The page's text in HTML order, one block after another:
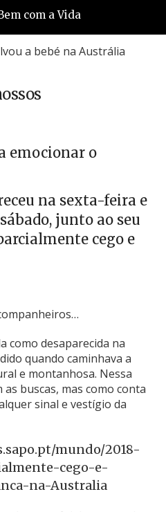
emocionar o
na sexta-feira e
junto ao seu
cego e
como desaparecida na
quando caminhava a
e montanhosa. Nessa
buscas, mas como conta
sinal e vestígio da
mundo/2018-
cego-e-
na-Australia